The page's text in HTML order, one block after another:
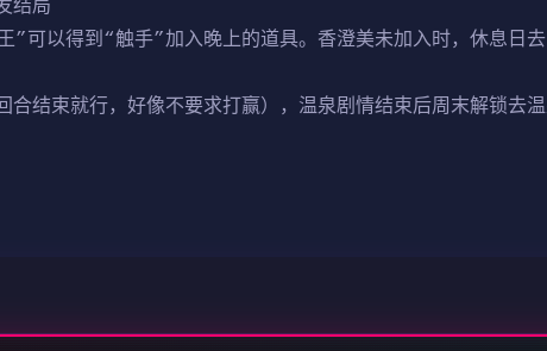
结局
以得到“触手”加入晚上的道具。香澄美未加入时，休息日
结束就行，好像不要求打赢），温泉剧情结束后周末解锁去